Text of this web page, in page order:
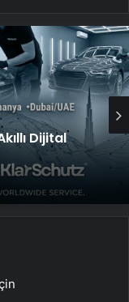
Dijital